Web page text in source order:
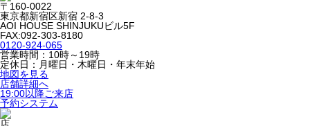
〒160-0022
東京都新宿区新宿 2-8-3
AOI HOUSE SHINJUKUビル5F
FAX:092-303-8180
0120-924-065
営業時間：10時～19時
定休日：月曜日・木曜日・年末年始
地図を見る
店舗詳細へ
19:00以降ご来店
予約システム